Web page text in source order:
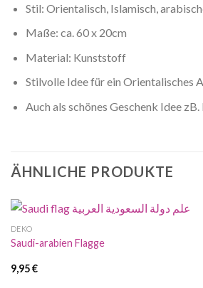
Stil: Orientalisch, Islamisch,
Maße: ca. 60 x 20cm
Material: Kunststoff
Stilvolle Idee für ein Orientalisches
Auch als schönes Geschenk Idee
ÄHNLICHE PRODUKTE
DEKO
Saudi-arabien Flagge
9,95€